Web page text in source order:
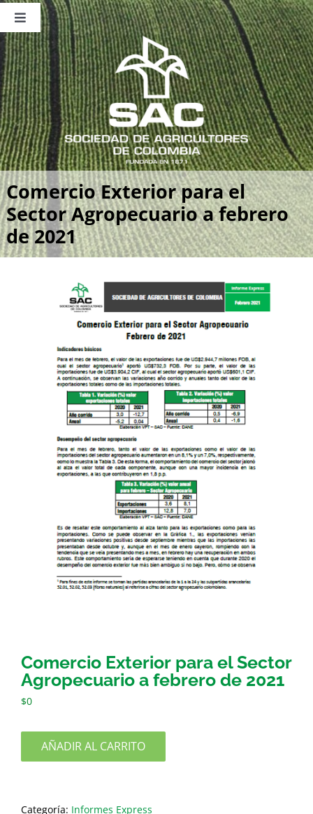
Saltar
contenido
Toggle
Navigation
Nosotros
Publicaciones
Sala de Prensa
Eventos
Comercio Exterior para el
Sector Agropecuario a febrero
de 2021
Comercio Exterior para el Sector
Agropecuario a febrero de 2021
$0
AÑADIR AL CARRITO
Categoría: Informes Express